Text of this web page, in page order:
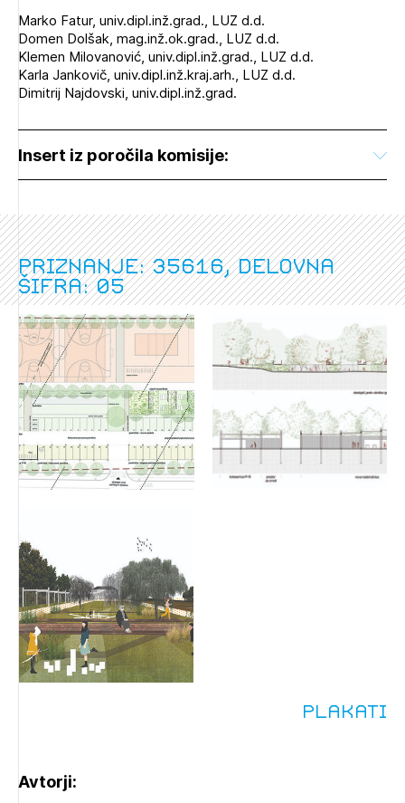
Marko Fatur, univ.dipl.inž.grad., LUZ d.d.
Domen Dolšak, mag.inž.ok.grad., LUZ d.d.
Klemen Milovanović, univ.dipl.inž.grad., LUZ d.d.
Karla Jankovič, univ.dipl.inž.kraj.arh., LUZ d.d.
Dimitrij Najdovski, univ.dipl.inž.grad.
Insert iz poročila komisije:
Priznanje: 35616, delovna
šifra: 05
Plakati
Avtorji: